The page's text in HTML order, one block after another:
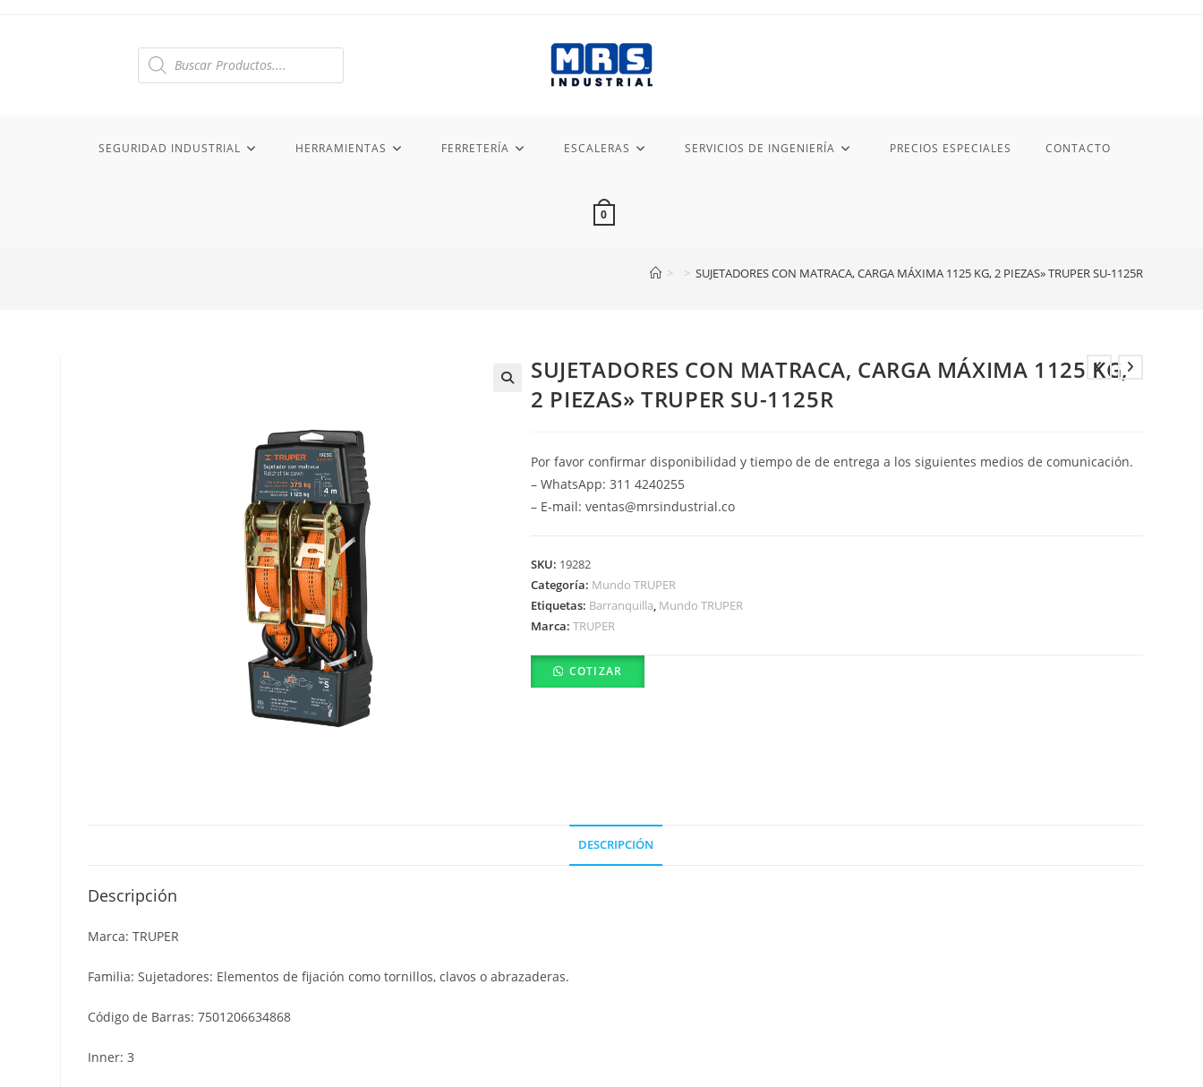
Búsqueda
SEGURIDAD INDUSTRIAL HERRAMIENTAS FERRETERÍA ESCALERAS SERVICIOS DE INGENIERÍA PRECIOS ESPECIALES CONTACTO
0
> > SUJETADORES CON MATRACA, CARGA MÁXIMA 1125 KG, 2 PIEZAS» TRUPER SU-1125R
SUJETADORES CON MATRACA, CARGA MÁXIMA 1125 KG,
2 PIEZAS» TRUPER SU-1125R
Por favor confirmar disponibilidad y tiempo de de entrega a los siguientes medios de comunicación.
– WhatsApp: 311 4240255
– E-mail: ventas@mrsindustrial.co
SKU: 19282
Categoría: Mundo TRUPER
Etiquetas: Barranquilla Mundo TRUPER
Marca:TRUPER
COTIZAR
DESCRIPCIÓN
Descripción
Marca: TRUPER
Familia: Sujetadores: Elementos de fijación como tornillos, clavos o abrazaderas.
Código de Barras: 7501206634868
Inner: 3